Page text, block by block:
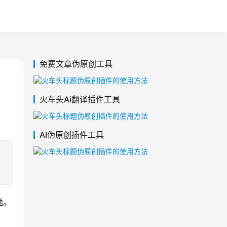
免费文章伪原创工具
火车头Ai翻译插件工具
AI伪原创插件工具